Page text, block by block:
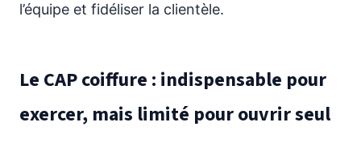
l’équipe et fidéliser la clientèle.
Le CAP coiffure : indispensable pour
exercer, mais limité pour ouvrir seul